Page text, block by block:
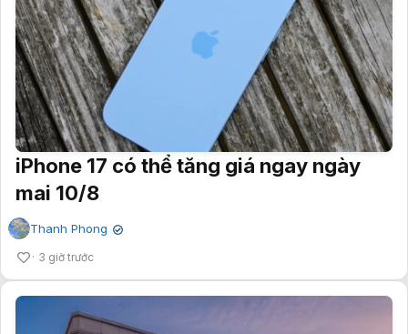
iPhone 17 có thể tăng giá ngay ngày
mai 10/8
Thanh Phong ✔
3 giờ trước